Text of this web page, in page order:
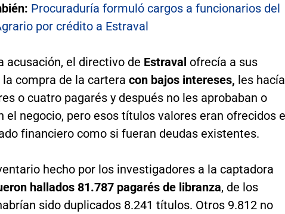
Procuraduría formuló cargos a funcionarios del
por crédito a Estraval
acusación, el directivo de Estraval ofrecía a sus
compra de la cartera con bajos intereses, les hacía
o cuatro pagarés y después no les aprobaban o
el negocio, pero esos títulos valores eran ofrecidos
financiero como si fueran deudas existentes.
hecho por los investigadores a la captadora
hallados 81.787 pagarés de libranza, de los
sido duplicados 8.241 títulos. Otros 9.812 no